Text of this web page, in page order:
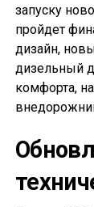
запуску
пройдет
дизайн,
дизельный
комфорта,